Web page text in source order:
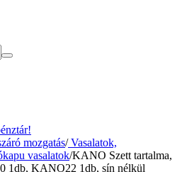
mozgatás/Vasalatok,
vasalatok/KANO Szett tartalma,
1db, KANO22 1db, sín nélkül